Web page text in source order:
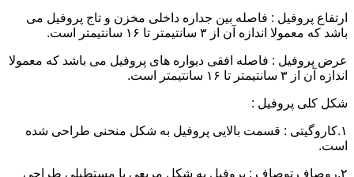
ارتفاع پروفیل : فاصله بین جداره داخلی مخزن و تاج پروفیل می
باشد که معمولا اندازه آن از ۳ سانتیمتر تا ۱۶ سانتیمتر است.
عرض پروفیل : فاصله افقی دیواره های پروفیل می باشد که معمولا
اندازه آن از ۳ سانتیمتر تا ۱۶ سانتیمتر است.
شکل کلی پروفیل :
۱.کاروگیتی : قسمت بالایی پروفیل به شکل منحنی طراحی شده
است.
۲.روصاف توصاف : پروفیل به شکل مربعی یا مستطیلی طراحی